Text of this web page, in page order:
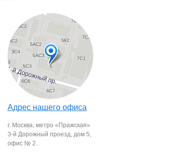
Адрес нашего офиса
г. Москва, метро «Пражская»
3-й Дорожный проезд, дом 5,
офис № 2.